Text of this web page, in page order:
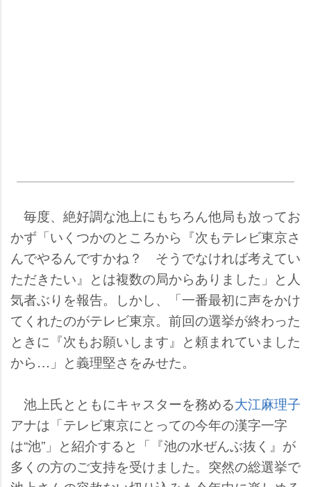
毎度、絶好調な池上にもちろん他局も放ってお
かず「いくつかのところから『次もテレビ東京さ
んでやるんですかね？ そうでなければ考えてい
ただきたい』とは複数の局からありました」と人
気者ぶりを報告。しかし、「一番最初に声をかけ
てくれたのがテレビ東京。前回の選挙が終わった
ときに『次もお願いします』と頼まれていました
から…」と義理堅さをみせた。
池上氏とともにキャスターを務める大江麻理子
アナは「テレビ東京にとっての今年の漢字一字
は“池”」と紹介すると「『池の水ぜんぶ抜く』が
多くの方のご支持を受けました。突然の総選挙で